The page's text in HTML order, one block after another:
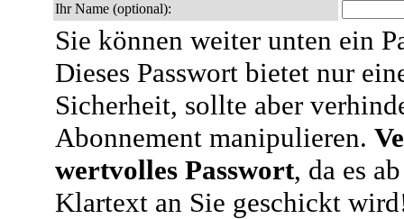
Ihr Name (optional):
Sie können weiter unten ein
Dieses Passwort bietet nur
Sicherheit, sollte aber
Abonnement manipulieren.
wertvolles Passwort, da es
Klartext an Sie geschickt